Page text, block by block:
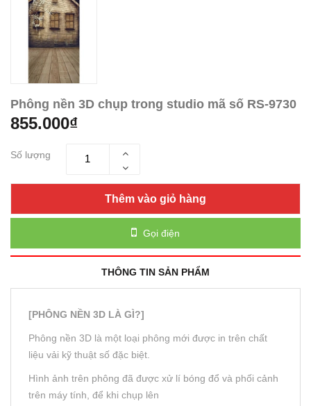
Phông nền 3D chụp trong studio mã số RS-9730
855.000₫
Số lượng
Thêm vào giỏ hàng
Gọi điện
THÔNG TIN SẢN PHẨM
[PHÔNG NỀN 3D LÀ GÌ?]
Phông nền 3D là một loại phông mới được in trên chất
liệu vải kỹ thuật số đặc biệt.
Hình ảnh trên phông đã được xử lí bóng đổ và phối cảnh
trên máy tính, để khi chụp lên